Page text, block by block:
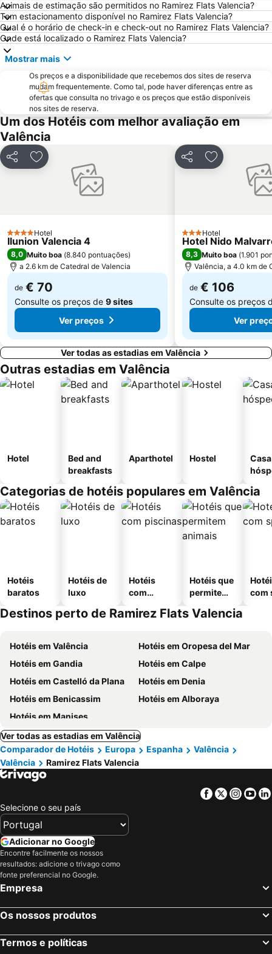
El Saler
Palau de Congressos València
Norte
Puerto Sagunto
Quatre Carreres
Camins al Grau
Malilla
Port Saplaya Sur
Cap Blanc
Museu das Ciências Príncipe Felipe
9 d'Octubre
Benimaclet
La Punta
Calle de Colón
Torrefiel
L'Umbracle
Corte Inglés Avenida de Francia
Sant Antoni
Patraix
Animais de estimação são permitidos no Ramirez Flats Valencia?
Tem estacionamento disponível no Ramirez Flats Valencia?
Qual é o horário de check-in e check-out no Ramirez Flats Valencia?
Onde está localizado o Ramirez Flats Valencia?
Mostrar mais
Os preços e a disponibilidade que recebemos dos sites de reserva
mudam frequentemente. Como tal, pode haver diferenças entre as
ofertas que consulta no trivago e os preços que estão disponíveis
nos sites de reserva.
Um dos Hotéis com melhor avaliação em
Valência
PartilharAdicionar aos favoritos
4 Estrelas
Hotel
Ilunion Valencia 4
8,0 Muito boa (8.840 pontuações)
a 2.6 km de Catedral de Valencia
de € 70
Consulte os preços de 9 sites
Ver preços
PartilharAdicionar
3 Estrelas
Hotel
Hotel Nido
8,3 Muito boa (1.901
Valência, a 4.0 km de
de € 106
Consulte os preços
Ver
Ver todas as estadias em Valência
Outras estadias em Valência
Hotel
Bed and
breakfasts
Aparthotel Hostel
Categorias de hotéis populares em Valência
Hotéis
baratos
Hotéis de
luxo
Hotéis
com
Hotéis que
permitem
com
Destinos perto de Ramirez Flats Valencia
Hotéis em Valência
Hotéis em Oropesa del Mar
Hotéis em Gandia
Hotéis em Calpe
Hotéis em Castelló da Plana
Hotéis em Denia
Hotéis em Benicassim
Hotéis em Alboraya
Hotéis em Manises
Ver todas as estadias em Valência
Comparador de Hotéis
Europa Espanha
Valência
Valência
Ramirez Flats Valencia
Facebook
Twitter
Selecione o seu país
Adicionar no Google
Encontre facilmente os nossos
resultados: adicione o trivago como
fonte preferencial no Google.
Empresa
Os nossos produtos
Termos e políticas